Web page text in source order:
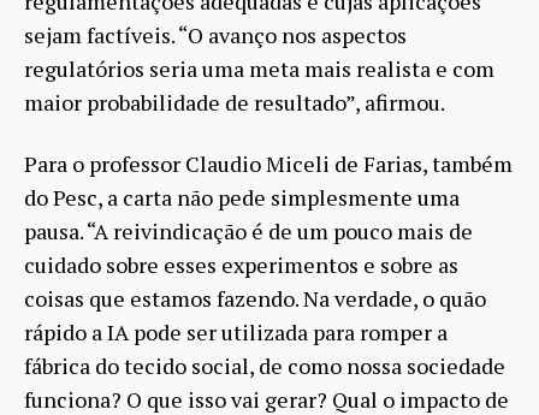
sejam factíveis. “O avanço nos aspectos
regulatórios seria uma meta mais realista e com
maior probabilidade de resultado”, afirmou.
Para o professor Claudio Miceli de Farias, também
do Pesc, a carta não pede simplesmente uma
pausa. “A reivindicação é de um pouco mais de
cuidado sobre esses experimentos e sobre as
coisas que estamos fazendo. Na verdade, o quão
rápido a IA pode ser utilizada para romper a
fábrica do tecido social, de como nossa sociedade
funciona? O que isso vai gerar? Qual o impacto de